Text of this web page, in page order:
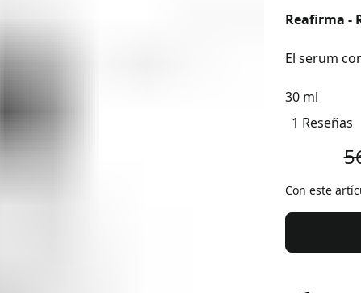
Reafirma -
El serum
30 ml
1 Reseñas
Con este